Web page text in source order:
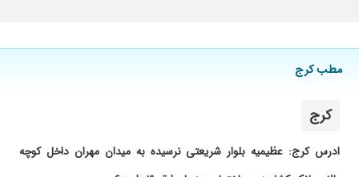
مطب کرج
کرج
ادرس کرج: عظیمیه بلوار شریعتی نرسیده به میدان مهران داخل کوچه